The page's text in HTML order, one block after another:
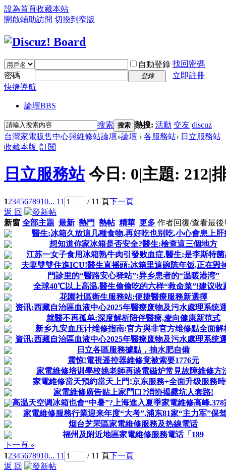
設為首頁收藏本站
開啟輔助訪問 切換到窄版
自動登錄 找回密碼
密碼
登錄
立即註冊
快捷導航
論壇BBS
搜索 搜索 熱搜: 活動 交友 discuz
台灣家電販售中心與維修站論壇»論壇 › 各服務站› 日立服務站
收藏本版 |訂閱
日立服務站 今日: 0|主題: 212|
12345678910... 11 / 11 頁下一頁
返 回
新窗 全部主題 最新 熱門 熱帖 精華 更多 作者回復/查看最後
醫生:冰箱久放這几種食物,再好吃也别吃,小心會患上肝
想知道你家冰箱是否安全?醫生:檢查這三個地方
江苏一女子食用冰箱熟牛肉引發败血症,醫生:是李斯特菌
夫妻雙雙住進ICU!醫生直摇頭:冰箱里這碗陈年饭,正在毁
門診里的“醫路安心驿站”:异乡患者的“温暖港湾”
全球40℃以上高温,醫生偷偷吃的六样“救命菜”!建议收
花園社區衛生服務站:便捷醫療服務新選擇
资讯:西藏自治區血液中心2025年醫療废物及污水處理系统
就醫不再孤单:深度解析陪伴醫療,麦向健康新范式
新乡九安血压计维修指南:官方與非官方维修點全面解
資讯:西藏自治區血液中心2025年醫療废物及污水處理系统
日立各區服務據點，抽水肥自備
震惊!電視遥控器維修竟被索要1776元
家電維修培训學校姚老師再谈電磁炉常見故障維修方
家電維修當天預約當天上門!京东服務+全面升级服務
家電維修廣告贴上家門口?消协揭露坑人套路!
高温天空调冰箱也會“中暑”?上海進入夏季家電維修高峰,378
家電維修服務行業迎来年度“大考”,浦东81家“主力军”保
烟台芝罘區家電維修服務及热線電话
福州及附近地區家電維修服務電话「189
下一頁 »
12345678910... 11 / 11 頁下一頁
返 回